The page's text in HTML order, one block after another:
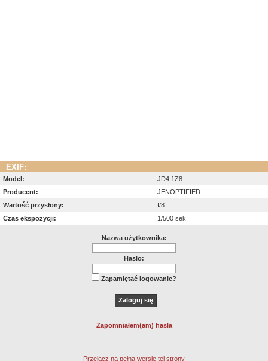
EXIF:
Model:
JD4.1Z8
Producent:
JENOPTIFIED
Wartość przysłony:
f/8
Czas ekspozycji:
1/500 sek.
Nazwa użytkownika:
Hasło:
Zapamiętać logowanie?
Zapomniałem(am) hasła
Przełącz na pełną wersję tej strony